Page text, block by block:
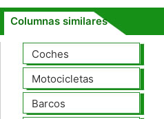
Columnas similares
Coches
Motocicletas
Barcos